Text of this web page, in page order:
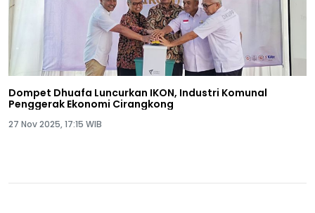
Dompet Dhuafa Luncurkan IKON, Industri Komunal
Penggerak Ekonomi Cirangkong
27 Nov 2025, 17:15 WIB